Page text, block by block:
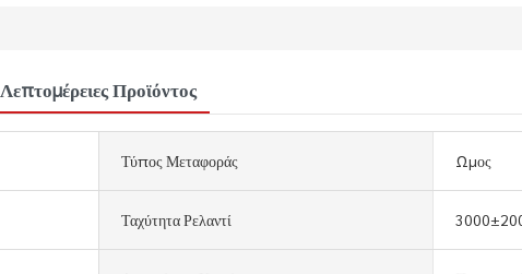
Λεπτομέρειες Προϊόντος
Τύπος Μεταφοράς Ωμος
Ταχύτητα Ρελαντί